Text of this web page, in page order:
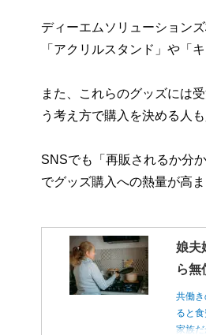
ディーエムソリューション
「アクリルスタンド」や「
また、これらのグッズには
う考え方で購入を決める人
SNSでも「再販されるか分
でグッズ購入への熱量が高ま
娘夫
ら無
共働
ると
家族だ